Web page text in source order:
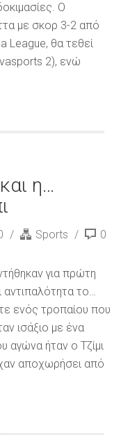
Ο
με σκορ 3-2 από
League, θα τεθεί
2), ενώ
η…
Sports 0
για πρώτη
το…
ενός τροπαίου που
ισάξιο με ένα
ήταν ο Τζίμι
αποχωρήσει από